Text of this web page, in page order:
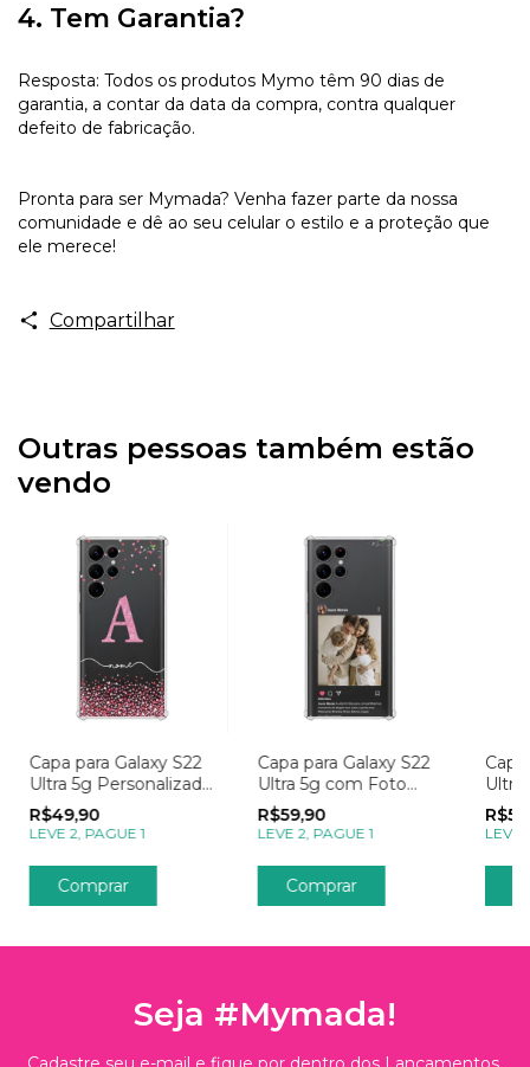
4. Tem Garantia?
Resposta: Todos os produtos Mymo têm 90 dias de
garantia, a contar da data da compra, contra qualquer
defeito de fabricação.
Pronta para ser Mymada? Venha fazer parte da nossa
comunidade e dê ao seu celular o estilo e a proteção que
ele merece!
Compartilhar
Outras pessoas também estão
vendo
Capa para Galaxy S22
Ultra 5g Personalizada
Amor Chuva de
Corações com Inicial
Transparente
R$49,90
LEVE 2, PAGUE 1
Capa para Galaxy S22
Ultra 5g com Foto
Momentos Post no
Instagram
R$59,90
LEVE 2, PAGUE 1 LEVE
Seja #Mymada!